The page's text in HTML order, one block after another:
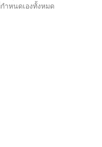
าหนดเองทั้งหมด